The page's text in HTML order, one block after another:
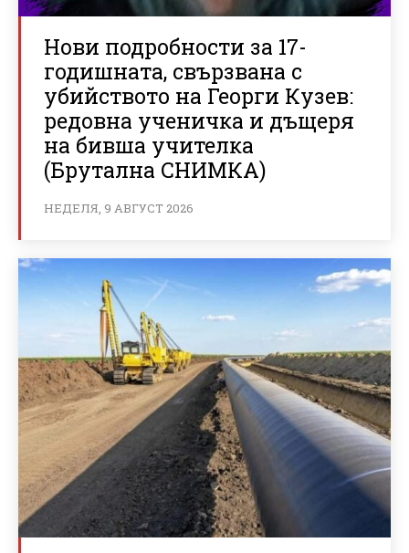
Нови подробности за 17-
годишната, свързвана с
убийството на Георги Кузев:
редовна ученичка и дъщеря
на бивша учителка
(Брутална СНИМКА)
НЕДЕЛЯ, 9 АВГУСТ 2026